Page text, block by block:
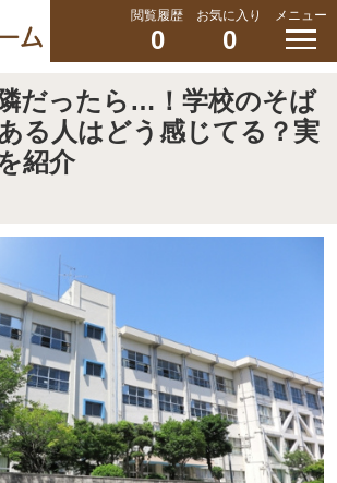
閲覧履歴
0
お気に入り
0
メニュー
だったら…！学校のそば
る人はどう感じてる？実
紹介